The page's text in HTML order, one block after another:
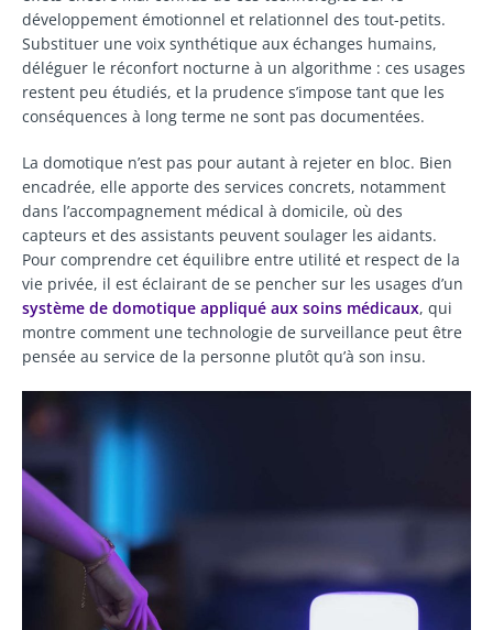
développement émotionnel et relationnel des tout-petits.
Substituer une voix synthétique aux échanges humains,
déléguer le réconfort nocturne à un algorithme : ces usages
restent peu étudiés, et la prudence s’impose tant que les
conséquences à long terme ne sont pas documentées.
La domotique n’est pas pour autant à rejeter en bloc. Bien
encadrée, elle apporte des services concrets, notamment
dans l’accompagnement médical à domicile, où des
capteurs et des assistants peuvent soulager les aidants.
Pour comprendre cet équilibre entre utilité et respect de la
vie privée, il est éclairant de se pencher sur les usages d’un
système de domotique appliqué aux soins médicaux, qui
montre comment une technologie de surveillance peut être
pensée au service de la personne plutôt qu’à son insu.